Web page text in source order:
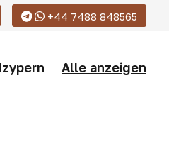
+44 7488 848565
Alle anzeigen